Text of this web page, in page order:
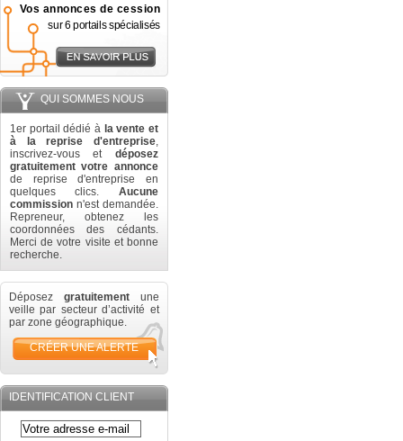
Vos annonces de cession
sur 6 portails spécialisés
QUI SOMMES NOUS
1er portail dédié à la vente et
à la reprise d'entreprise,
inscrivez-vous et déposez
gratuitement votre annonce
de reprise d'entreprise en
quelques clics. Aucune
commission n'est demandée.
Repreneur, obtenez les
coordonnées des cédants.
Merci de votre visite et bonne
recherche.
Déposez gratuitement une
veille par secteur d’activité et
par zone géographique.
CRÉER UNE ALERTE
IDENTIFICATION CLIENT